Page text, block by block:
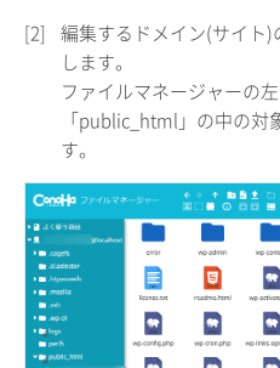
[2]
編集するドメイン(サイト
します。
ファイルマネージャーの
「public_html」の中の対
す。